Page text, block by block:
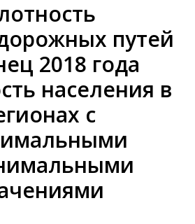
путей
2018 года
населения в
с